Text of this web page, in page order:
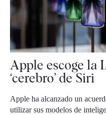
Apple escoge la
‘cerebro’ de Siri
Apple ha alcanzado un
utilizar sus modelos de